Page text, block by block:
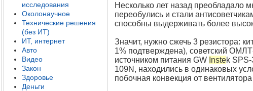
исследования
Околонаучное
Технические решения
(без ИТ)
ИТ, интернет
Авто
Видео
Закон
Здоровье
Деньги
Несколько лет назад преобладало
переобулись и стали
способны выдерживать более
Значит, нужно сжечь 3 резистора:
1% подтверждена), советский
источником питания GW Instek
109N, находились в одинаковых
побочная конвекция от